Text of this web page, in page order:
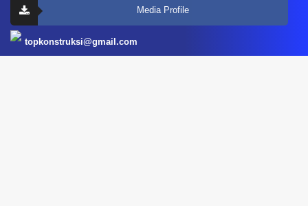
Media Profile
topkonstruksi@gmail.com